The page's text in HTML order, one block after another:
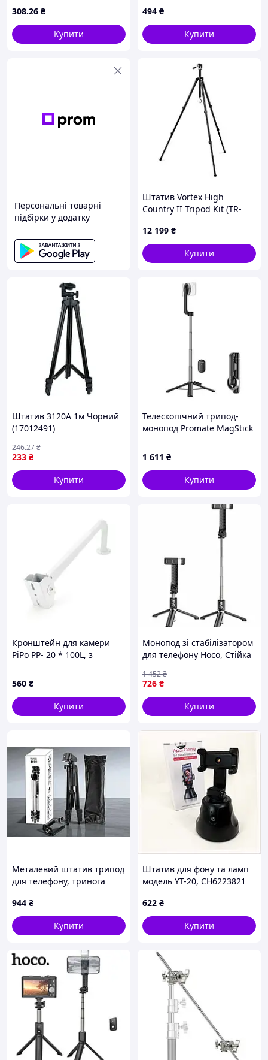
308.26 ₴
Купити
494 ₴
Купити
Персональні товарні
підбірки у додатку
Штатив Vortex High
Country II Tripod Kit (TR-
панорамна головка
забезпечує просте і
зрозуміле управління
12 199 ₴
Купити
Штатив 3120A 1м Чорний
(17012491)
233 ₴
246.27₴
Купити
Телескопічний трипод-
монопод Promate MagStick
1 611 ₴
Купити
Кронштейн для камери
PiPo PP- 20 * 100L, з
білий, метал
560 ₴
Купити
Монопод зі стабілізатором
для телефону Hoco, Стійка
Селфі палка з триногою,
FBK
726 ₴
1 452₴
Купити
Металевий штатив трипод
для телефону, тринога
944 ₴
Купити
Штатив для фону та ламп
модель YT-20, CH6223821
622 ₴
Купити